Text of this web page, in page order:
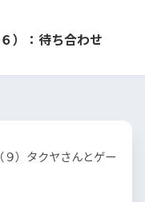
）：待ち合わせ
）タクヤさんとゲー